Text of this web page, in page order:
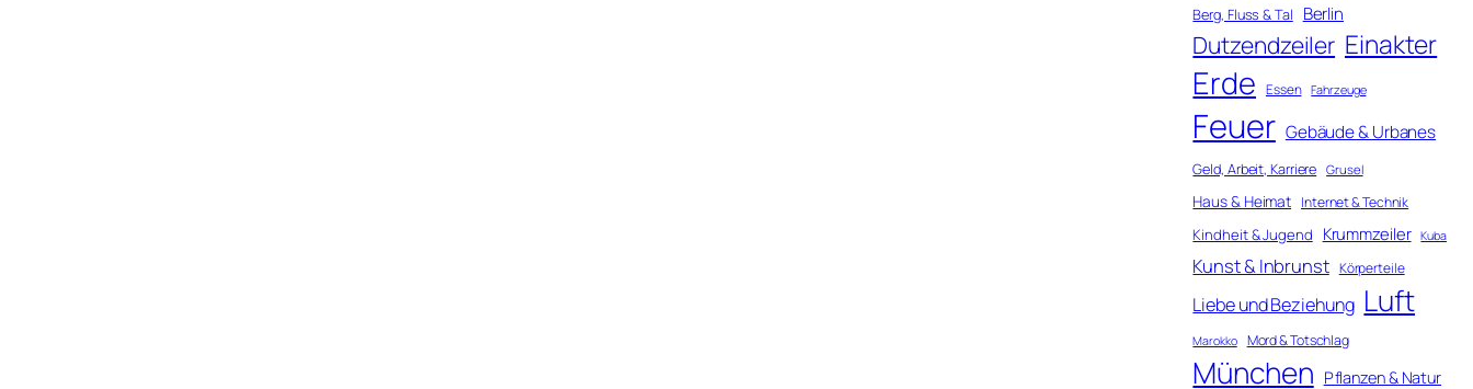
Berg, Fluss & Tal Berlin
Dutzendzeiler Einakter
Erde Essen Fahrzeuge
Feuer Gebäude & Urbanes
Geld, Arbeit, Karriere Grusel
Haus & Heimat Internet & Technik
Kindheit & Jugend Krummzeiler Kuba
Kunst & Inbrunst Körperteile
Liebe und Beziehung Luft
Marokko Mord & Totschlag
München Pflanzen & Natur